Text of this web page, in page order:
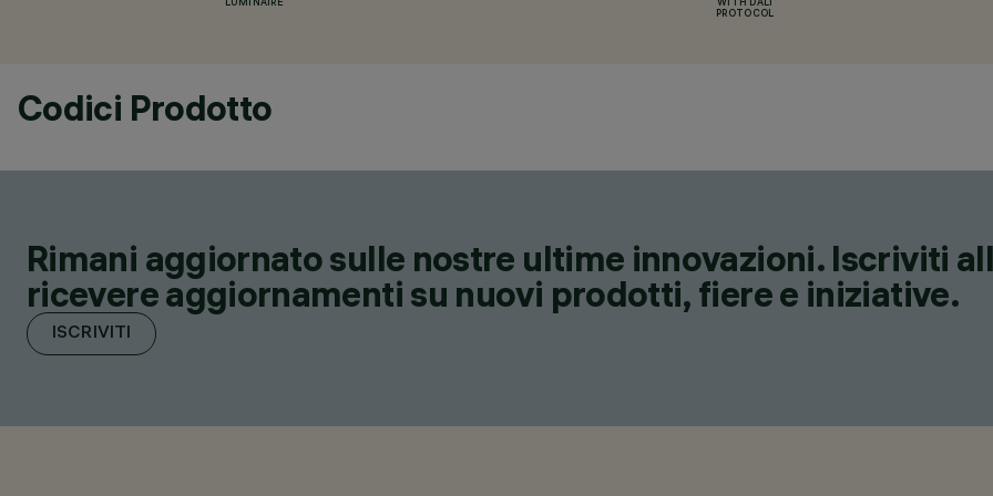
LUMINAIRE
WITH DALI
PROTOCOL
Codici Prodotto
Rimani aggiornato sulle nostre ultime innovazioni. Iscriviti
ricevere aggiornamenti su nuovi prodotti, fiere e iniziative.
ISCRIVITI